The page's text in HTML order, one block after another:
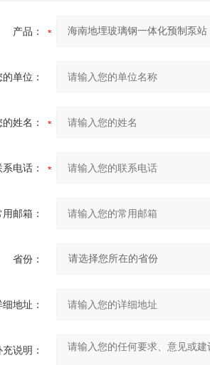
产品：
的单位：
的姓名：
系电话：
用邮箱：
省份：
细地址：
充说明：